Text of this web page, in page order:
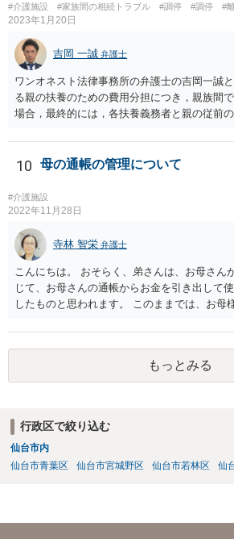
#介護施設 #家族間の相続トラブル #調停 #調停 #
2023年1月20日
吉岡 一誠 弁護士
ワンオネスト法律事務所の弁護士の吉岡一誠
る親の扶養のための費用分担につき，親族間
場合，最終的には，各扶養義務者と親の従前
します（審判）。審判においては，相談者様
成立前であればお父様も必ず当事者として申
と別居して関係が疎遠であったこと（弟比べ
もらった程度が低いようならその旨も）や，
収支状況として余剰が少ないことなどを，で
示しつつ主張立証することが望ましいでしょ
介護費については，平均的な金額が定められ
が過度に高額な費用をかけようとしているな
相談者様が支払う必要はないでしょう。 なお
たような事情は，一般的に介護費等の分担割
10 母の通帳の管理について
#介護施設
2022年11月28日
寺林 智栄 弁護士
こんにちは。 おそらく、弟さんは、お母さん
じて、お母さんの通帳からお金を引き出して
したものと思われます。 このままでは、お母
って通帳とカードの盗難届を出し、新たに通
らうことです。 そして、貸金庫に預けるなど
うにするのが良いでしょう。 また、成年後見
人が管理できるようにすることも必要かと思
もっとみる
行政区で絞り込む
仙台市内
仙台市青葉区
仙台市宮城野区 仙台市若林区 仙